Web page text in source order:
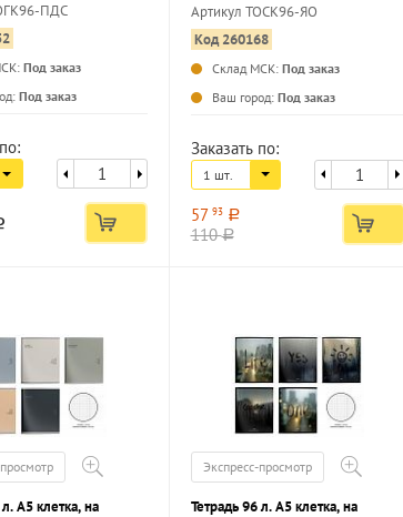
УФ-лак
ПДС
Под заказ
Под заказ
картон, ВД-лак
Артикул ТОСК96-ЯО
Код 260168
Склад МСК: Под заказ
Ваш город: Под заказ
Заказать по:
1 шт.
57 93 a
110a
А5 клетка, на
Экспресс-просмотр
Тетрадь 96 л. А5 клетка, на